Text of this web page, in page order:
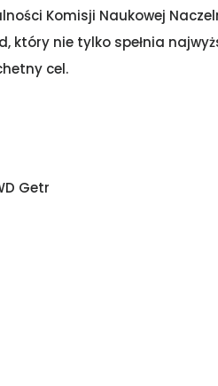
Komisji Naukowej
który nie tylko spełnia
cel.
Getr